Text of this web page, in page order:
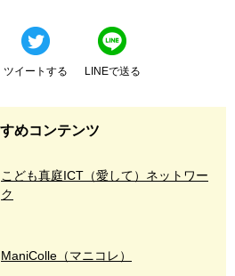
ツイートする LINEで送る
めコンテンツ
こども真庭ICT（愛して）ネットワー
ク
ManiColle（マニコレ）